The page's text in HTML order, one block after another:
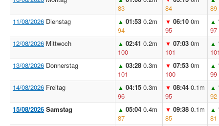
83
84
89
11/08/2026 Dienstag ▲ 01:53 0.2m
94
▼ 06:10 0m
95
▲
97
12/08/2026 Mittwoch ▲ 02:41 0.2m
100
▼ 07:03 0m
101
▲
13/08/2026 Donnerstag ▲ 03:28 0.3m
101
▼ 07:53 0m
100
▲
99
14/08/2026 Freitag ▲ 04:15 0.3m
96
▼ 08:44 0.1m
95
▲
92
15/08/2026 Samstag ▲ 05:04 0.4m
87
▼ 09:38 0.1m
85
▲
81